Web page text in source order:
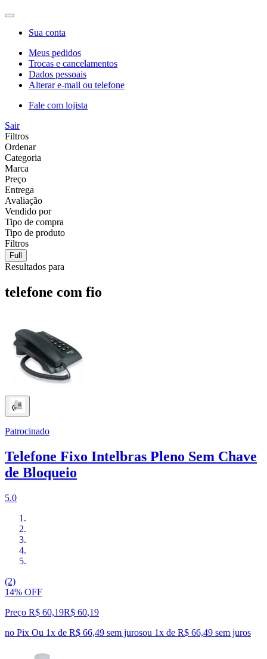
Sua conta
Meus pedidos
Trocas e cancelamentos
Dados pessoais
Alterar e-mail ou telefone
Fale com lojista
Sair
Filtros
Ordenar
Categoria
Marca
Preço
Entrega
Avaliação
Vendido por
Tipo de compra
Tipo de produto
Filtros
Full
Resultados para
telefone com fio
Patrocinado
Telefone Fixo Intelbras Pleno Sem Chave
de Bloqueio
5.0
(2)
14% OFF
Preço R$ 60,19R$ 60,19
no Pix Ou 1x de R$ 66,49 sem jurosou 1x de R$ 66,49 sem juros